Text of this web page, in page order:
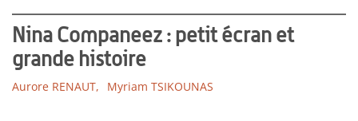
Nina Companeez : petit écran et
grande histoire
Aurore RENAUT, Myriam TSIKOUNAS